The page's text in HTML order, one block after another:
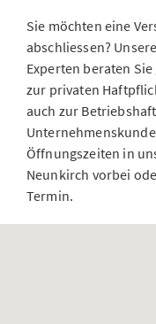
Sie möchten eine
abschliessen?
Experten beraten
zur privaten
auch zur
Öffnungszeiten in
Neunkirch vorbei
Termin.